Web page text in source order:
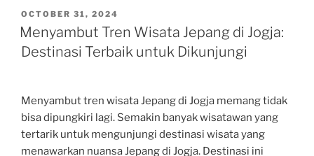
POSTED
ON
OCTOBER 31, 2024
Menyambut Tren Wisata Jepang di Jogja:
Destinasi Terbaik untuk Dikunjungi
Menyambut tren wisata Jepang di Jogja memang tidak
bisa dipungkiri lagi. Semakin banyak wisatawan yang
tertarik untuk mengunjungi destinasi wisata yang
menawarkan nuansa Jepang di Jogja. Destinasi ini